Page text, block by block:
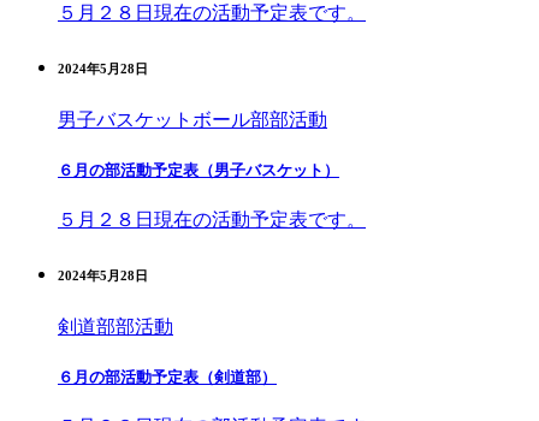
５月２８日現在の活動予定表です。
2024年5月28日
男子バスケットボール部部活動
６月の部活動予定表（男子バスケット）
５月２８日現在の活動予定表です。
2024年5月28日
剣道部部活動
６月の部活動予定表（剣道部）